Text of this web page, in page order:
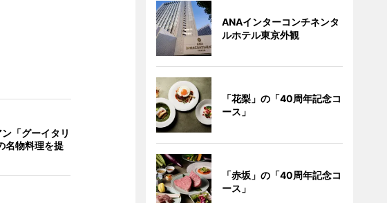
「グーイタリ
名物料理を提
ANAインターコンチネンタ
ルホテル東京外観
「花梨」の「40周年記念コ
ース」
「赤坂」の「40周年記念コ
ース」